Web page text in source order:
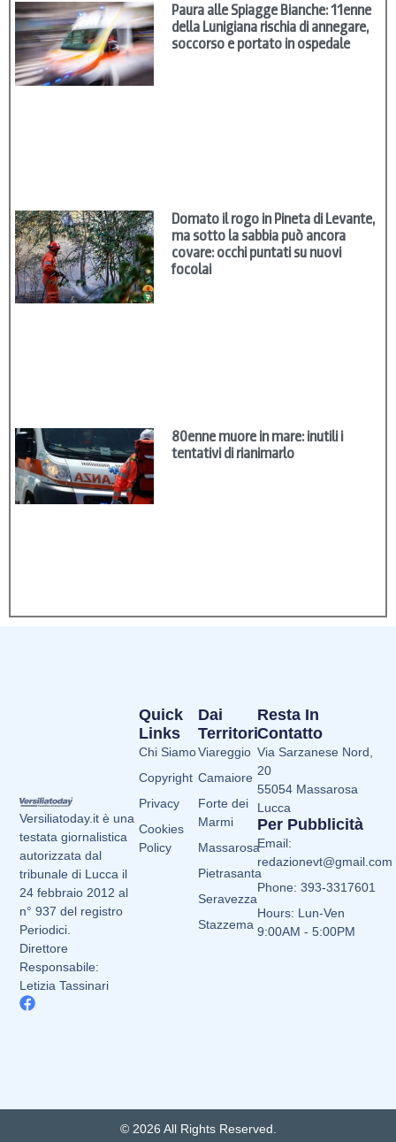
Paura alle Spiagge Bianche: 11enne
della Lunigiana rischia di annegare,
soccorso e portato in ospedale
Domato il rogo in Pineta di Levante,
ma sotto la sabbia può ancora
covare: occhi puntati su nuovi
focolai
80enne muore in mare: inutili i
tentativi di rianimarlo
Versiliatoday.it è una
testata giornalistica
autorizzata dal
tribunale di Lucca il
24 febbraio 2012 al
n° 937 del registro
Periodici.
Direttore
Responsabile:
Letizia Tassinari
Dai
Territori
Viareggio
Camaiore
Forte dei
Marmi
Massarosa
Pietrasanta
Seravezza
Stazzema
Quick
Links
Chi Siamo
Copyright
Privacy
Cookies
Policy
Resta In
Contatto
Via Sarzanese Nord,
20
55054 Massarosa
Lucca
Per Pubblicità
Email:
redazionevt@gmail.com
Phone: 393-3317601
Hours: Lun-Ven
9:00AM - 5:00PM
© 2026 All Rights Reserved.